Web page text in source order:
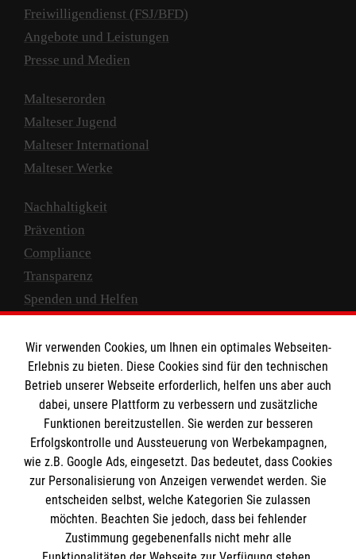
Freiwilligendienst (FSJ/BFD)
Angebote und Leistungen
Presse und Medien
Malteserorden
Malteser Jugend
Malteser International
Malteser Werke
Nachhaltigkeit
Prävention
Compliance
Transparenz
Spenden und Helfen
Empfänger: Malteser Hilfsdienst e.V.
IBAN: DE10 3706 0120 1201 2000 12
BIC: GENODED 1PA7
Wir verwenden Cookies, um Ihnen ein optimales Webseiten-
Erlebnis zu bieten. Diese Cookies sind für den technischen
Betrieb unserer Webseite erforderlich, helfen uns aber auch
dabei, unsere Plattform zu verbessern und zusätzliche
Funktionen bereitzustellen. Sie werden zur besseren
Erfolgskontrolle und Aussteuerung von Werbekampagnen,
wie z.B. Google Ads, eingesetzt. Das bedeutet, dass Cookies
zur Personalisierung von Anzeigen verwendet werden. Sie
entscheiden selbst, welche Kategorien Sie zulassen
möchten. Beachten Sie jedoch, dass bei fehlender
Zustimmung gegebenenfalls nicht mehr alle